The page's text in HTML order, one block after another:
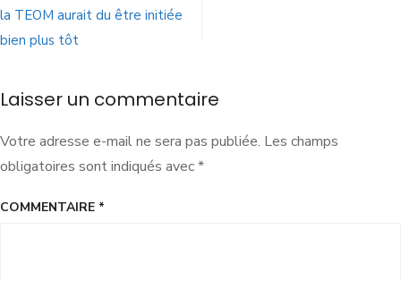
la TEOM aurait du être initiée
bien plus tôt
Laisser un commentaire
Votre adresse e-mail ne sera pas publiée. Les champs
obligatoires sont indiqués avec*
COMMENTAIRE *